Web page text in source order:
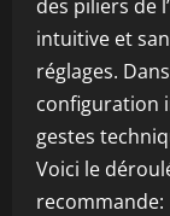
des piliers de
intuitive et
réglages.
configuration
gestes
Voici le
recommande: